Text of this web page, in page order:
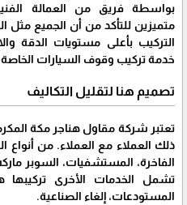
بواسطة فريق من العمالة
متميزين للتأكد من أن الجميع مثل
التركيب بأعلى مستويات الدقة
خدمة تركيب وقوف السيارات الخاصة
تصميم هنا لتقليل التكاليف
تعتبر شركة مقاول هناجر مكة
ذلك العملاء مع العملاء. من أنواع
الفاخرة، المستشفيات، السوبر
تشمل الخدمات الأخرى تركيبها
المستودعات، إلغاء الصناعية.